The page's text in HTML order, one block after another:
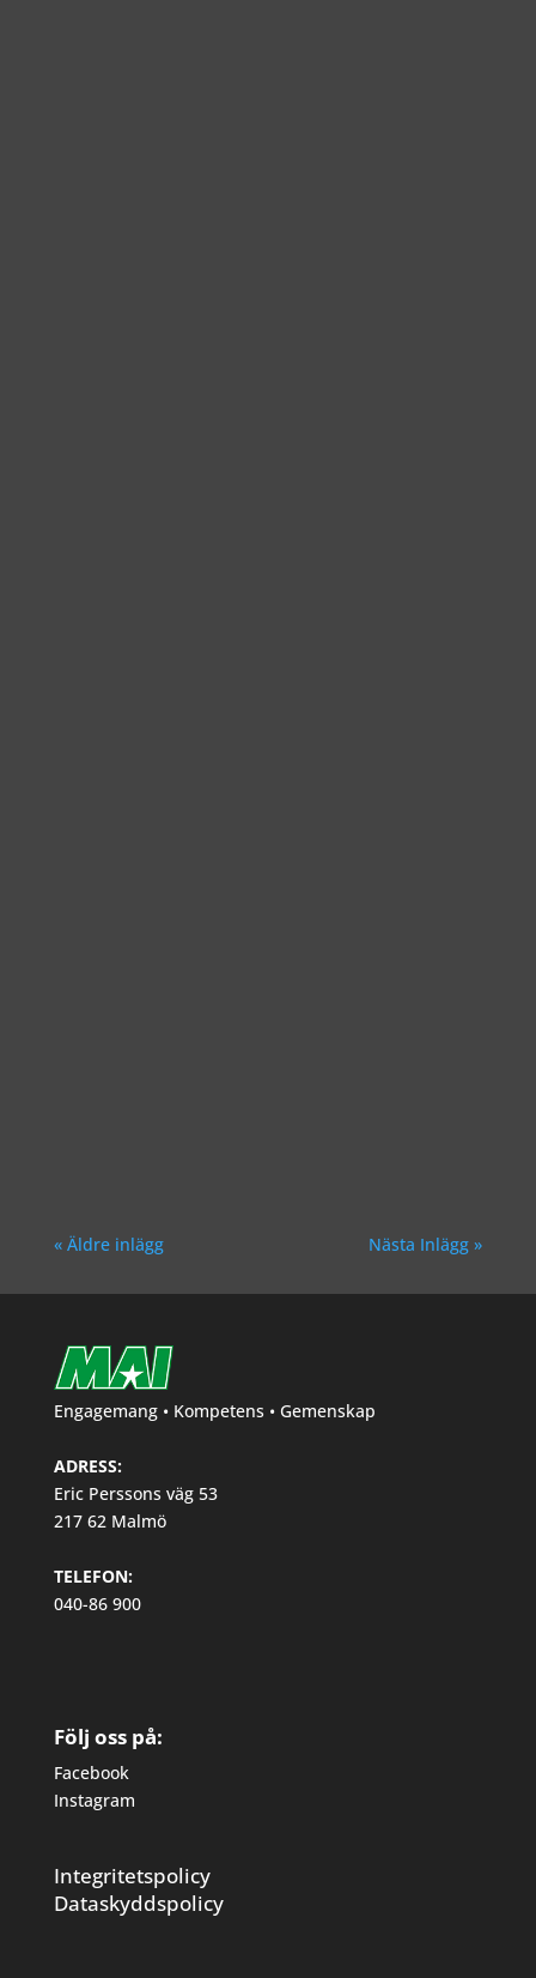
« Äldre inlägg Nästa Inlägg »
Engagemang • Kompetens • Gemenskap
ADRESS:
Eric Perssons väg 53
217 62 Malmö
TELEFON:
040-86 900
Följ oss på:
Facebook
Instagram
Integritetspolicy
Dataskyddspolicy